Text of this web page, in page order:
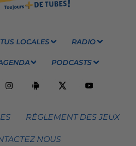
LOCALES RADIO
PODCASTS
RÈGLEMENT DES JEUX
NOUS